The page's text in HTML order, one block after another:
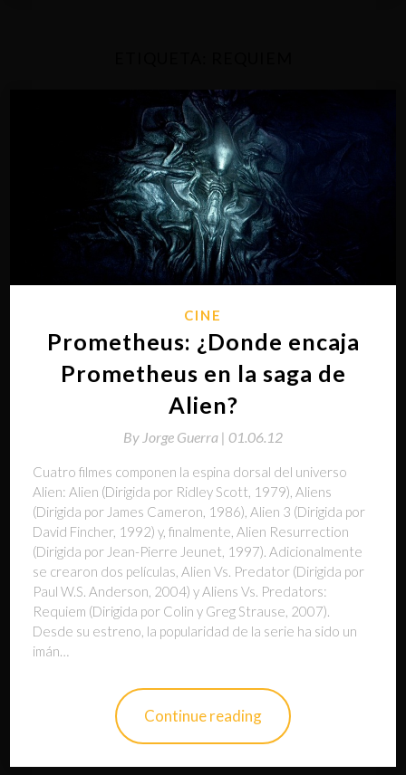
CINE
Prometheus: ¿Donde encaja
Prometheus en la saga de
Alien?
By Jorge Guerra | 01.06.12
Cuatro filmes componen la espina dorsal del universo
Alien: Alien (Dirigida por Ridley Scott, 1979), Aliens
(Dirigida por James Cameron, 1986), Alien 3 (Dirigida por
David Fincher, 1992) y, finalmente, Alien Resurrection
(Dirigida por Jean-Pierre Jeunet, 1997). Adicionalmente
se crearon dos películas, Alien Vs. Predator (Dirigida por
Paul W.S. Anderson, 2004) y Aliens Vs. Predators:
Requiem (Dirigida por Colin y Greg Strause, 2007).
Desde su estreno, la popularidad de la serie ha sido un
imán…
Continue reading